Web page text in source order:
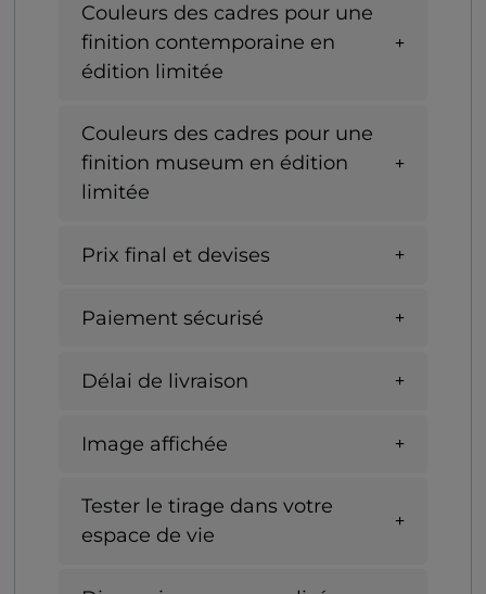
Couleurs des cadres pour une
finition contemporaine en
édition limitée
Couleurs des cadres pour une
finition museum en édition
limitée
Prix final et devises
Paiement sécurisé
Délai de livraison
Image affichée
Tester le tirage dans votre
espace de vie